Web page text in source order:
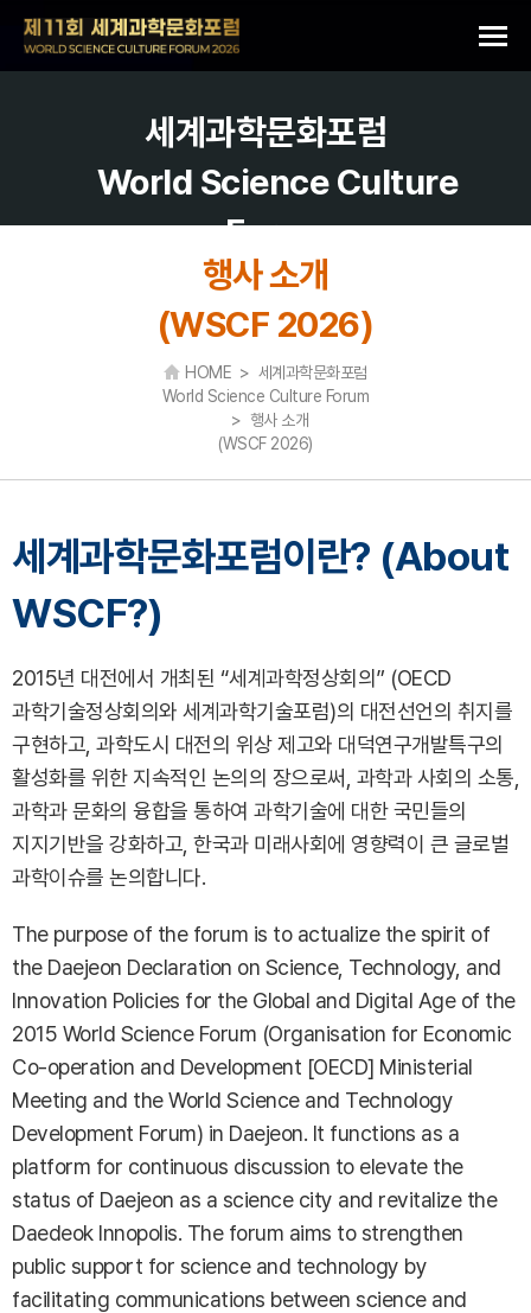
세계과학문화포럼
World Science Culture
Forum
행사 소개
(WSCF 2026)
HOME > 세계과학문화포럼
World Science Culture Forum
> 행사 소개
(WSCF 2026)
세계과학문화포럼이란? (About
WSCF?)
2015년 대전에서 개최된 “세계과학정상회의” (OECD
과학기술정상회의와 세계과학기술포럼)의 대전선언의 취지를
구현하고, 과학도시 대전의 위상 제고와 대덕연구개발특구의
활성화를 위한 지속적인 논의의 장으로써, 과학과 사회의 소통,
과학과 문화의 융합을 통하여 과학기술에 대한 국민들의
지지기반을 강화하고, 한국과 미래사회에 영향력이 큰 글로벌
과학이슈를 논의합니다.
The purpose of the forum is to actualize the spirit of
the Daejeon Declaration on Science, Technology, and
Innovation Policies for the Global and Digital Age of the
2015 World Science Forum (Organisation for Economic
Co-operation and Development [OECD] Ministerial
Meeting and the World Science and Technology
Development Forum) in Daejeon. It functions as a
platform for continuous discussion to elevate the
status of Daejeon as a science city and revitalize the
Daedeok Innopolis. The forum aims to strengthen
public support for science and technology by
facilitating communications between science and